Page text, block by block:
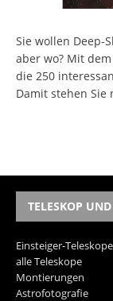
Sie wollen Deep-
aber wo? Mit
die 250
Damit stehen
TELESKOP
Einsteiger-Teleskope
alle Teleskope
Montierungen
Astrofotografie